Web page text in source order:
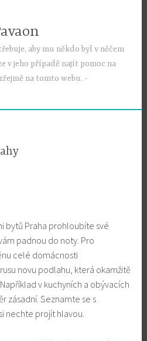
aby mu někdo byl v něčem
v jeho případě najít pomoc na
na tomto webu.
bytů Praha prohloubíte své
padnou do noty. Pro
celé domácnosti
novu podlahu, která okamžitě
v kuchyních a obývacích
zásadní. Seznamte se s
nechte projít hlavou.